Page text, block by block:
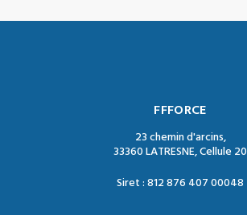
FFFORCE
23 chemin d'arcins,
33360 LATRESNE, Cellule 20
Siret : 812 876 407 00048